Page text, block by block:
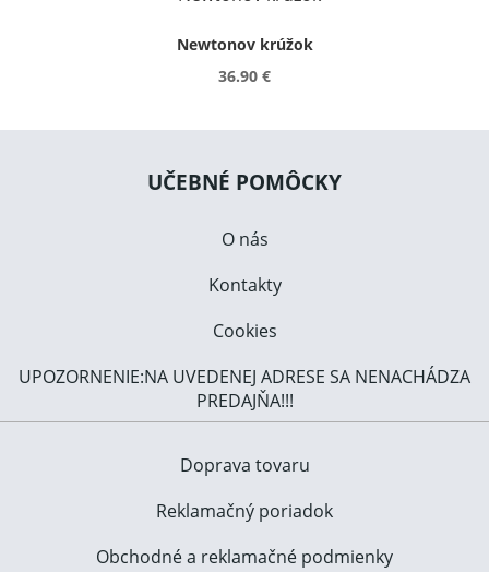
Newtonov krúžok
36.90 €
UČEBNÉ POMÔCKY
O nás
Kontakty
Cookies
UPOZORNENIE:NA UVEDENEJ ADRESE SA NENACHÁDZA
PREDAJŇA!!!
Doprava tovaru
Reklamačný poriadok
Obchodné a reklamačné podmienky